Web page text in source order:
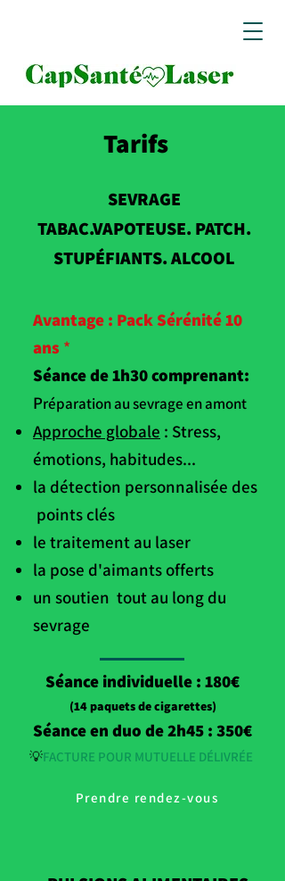
Tarifs
SEVRAGE
TABAC.VAPOTEUSE.PATCH.
STUPÉFIANTS. ALCOOL
Avantage : Pack Sérénité 10
ans *
Séance de 1h30 comprenant:
Préparation au sevrage en amont
Approche globale : Stress,
émotions, habitudes...
la détection personnalisée des
points clés
le traitement au laser
la pose d'aimants offerts
un soutien tout au long du
sevrage
Séance individuelle : 180€
(14 paquets de cigarettes)
Séance en duo de 2h45 : 350€
💡FACTURE POUR MUTUELLE DÉLIVRÉE
Prendre rendez-vous